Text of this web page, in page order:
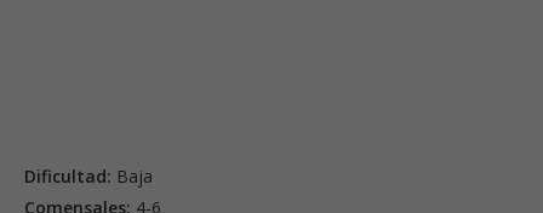
Dificultad: Baja
Comensales: 4-6